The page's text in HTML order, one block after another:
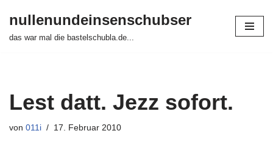
Zum
nullenundeinsenschubser
das war mal die bastelschubla.de...
Lest datt. Jezz sofort.
von 011i 17. Februar 2010